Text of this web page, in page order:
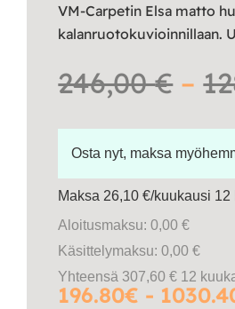
VM-Carpetin Elsa matto
kalanruotokuvioinnillaan.
246,00€ –
Osta nyt, maksa
Maksa 26,10 €/kuukausi
Aloitusmaksu: 0,00 €
Käsittelymaksu: 0,00 €
Yhteensä 307,60 € 12
196.80€ -